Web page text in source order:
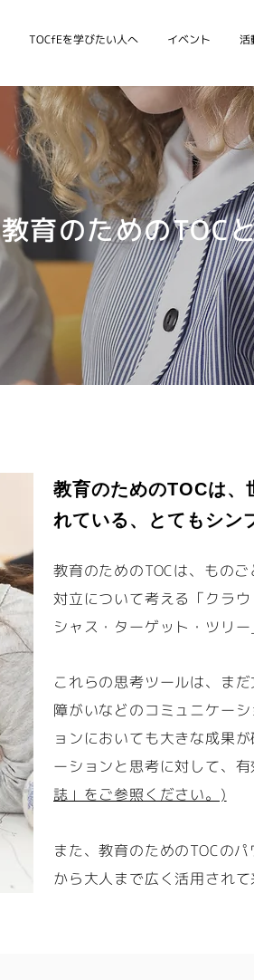
TOCfEを学びたい人へ イベント 活
教育のためのTOC
教育のためのTOCは、
れている、とてもシン
教育のためのTOCは、もの
対立について考える「クラ
シャス・ターゲット・ツリ
これらの思考ツールは、ま
障がいなどのコミュニケー
ョンにおいても大きな成果
ーションと思考に対して、有
誌」をご参照ください。)
また、教育のためのTOCの
から大人まで広く活用されて